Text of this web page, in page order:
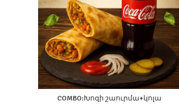
COMBO:Խոզի շաուրմա+կոլա